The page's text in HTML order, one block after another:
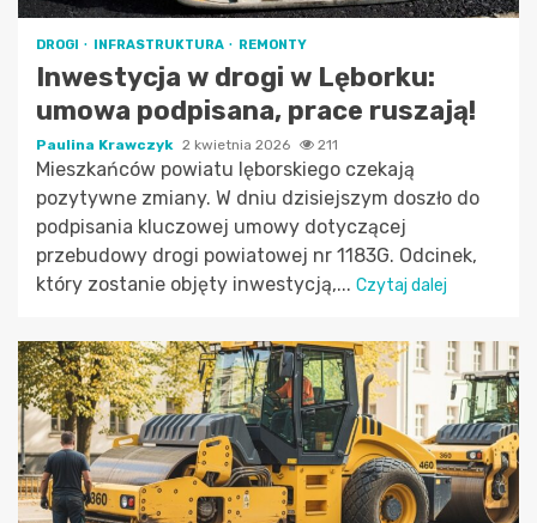
DROGI INFRASTRUKTURA REMONTY
Inwestycja w drogi w Lęborku:
umowa podpisana, prace ruszają!
Paulina Krawczyk 2 kwietnia 2026 211
Mieszkańców powiatu lęborskiego czekają
pozytywne zmiany. W dniu dzisiejszym doszło do
podpisania kluczowej umowy dotyczącej
przebudowy drogi powiatowej nr 1183G. Odcinek,
który zostanie objęty inwestycją,... Czytaj dalej